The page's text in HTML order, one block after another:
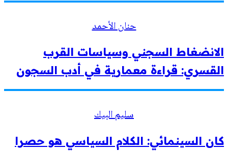
حنان الأحمد
الانضغاط السجني وسياسات القرب
القسري: قراءة معمارية في أدب السجون
سليم البيك
كان السينمائي: الكلام السياسي هو حصرا